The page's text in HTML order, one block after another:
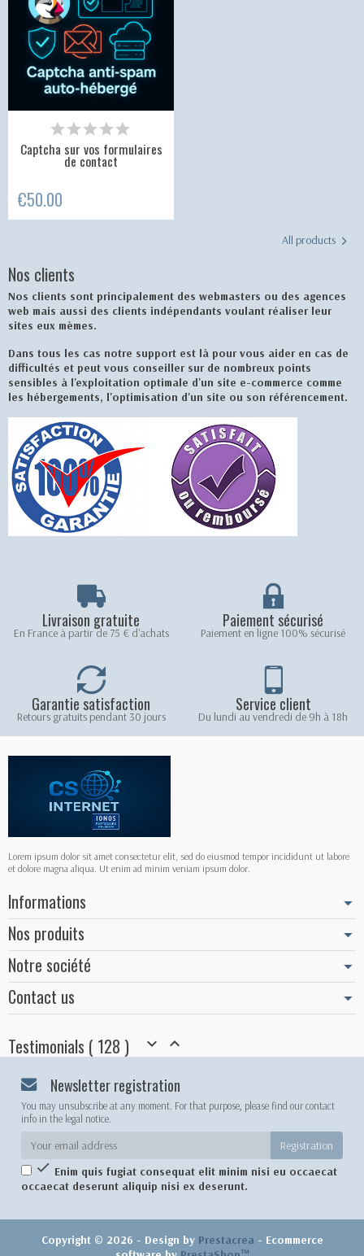
Captcha sur vos formulaires
de contact
€50.00
All products
Nos clients
Nos clients sont principalement des webmasters ou des agences
web mais aussi des clients indépendants voulant réaliser leur
sites eux mèmes.
Dans tous les cas notre support est là pour vous aider en cas de
difficultés et peut vous conseiller sur de nombreux points
sensibles à l'exploitation optimale d'un site e-commerce comme
les hébergements, l'optimisation d'un site ou son référencement.
Livraison gratuite
En France à partir de 75 € d'achats
Paiement sécurisé
Paiement en ligne 100% sécurisé
Garantie satisfaction
Retours gratuits pendant 30 jours
Service client
Du lundi au vendredi de 9h à 18h
Lorem ipsum dolor sit amet consectetur elit, sed do eiusmod tempor incididunt ut labore
et dolore magna aliqua. Ut enim ad minim veniam ipsum dolor.
Informations
Nos produits
Notre société
Contact us
Testimonials ( 128 )  
Newsletter registration
You may unsubscribe at any moment. For that purpose, please find our contact
info in the legal notice.
 Enim quis fugiat consequat elit minim nisi eu occaecat
occaecat deserunt aliquip nisi ex deserunt.
Copyright © 2026 - Design by Prestacrea- Ecommerce